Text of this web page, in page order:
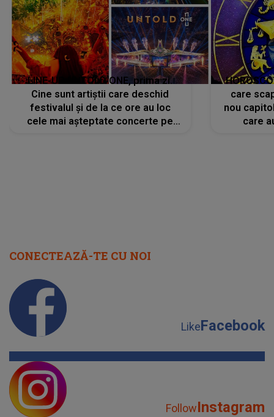
LINE-UP UNTOLD ONE, prima zi.
Cine sunt artiștii care deschid
festivalul și de la ce ore au loc
cele mai așteptate concerte pe
care
nou
care
CONECTEAZĂ-TE CU NOI
LikeFacebook
FollowInstagram